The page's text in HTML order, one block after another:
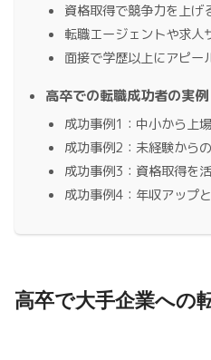
資格取得で競争力を上げ
転職エージェントや求人
面接で学歴以上にアピー
高卒での転職成功者の実例
成功事例1：中小から上
成功事例2：未経験から
成功事例3：資格取得を
成功事例4：年収アップ
高卒で大手企業への